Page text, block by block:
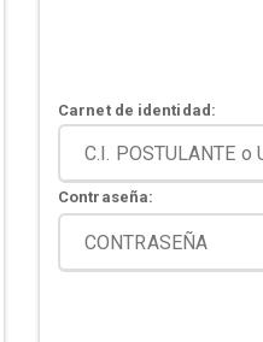
Carnet de identidad:
Contraseña: